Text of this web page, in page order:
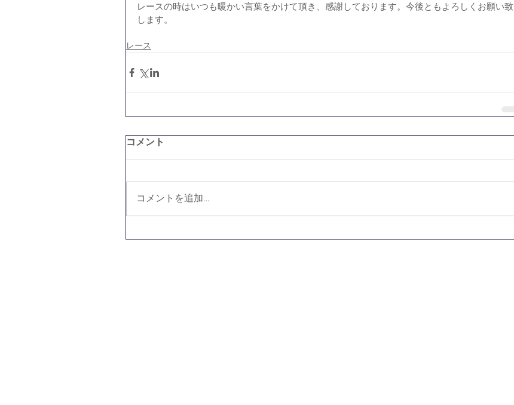
レースの時はいつも暖かい言葉をかけて頂き、感謝しております。今後ともよろしくお願い致
します。
レース
コメント
コメントを追加…